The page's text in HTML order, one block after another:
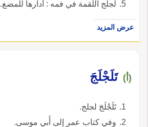
لجلج اللقمة في فمه : أدارها للمضغ.
عرض المزيد
(أ) تَلَجْلَجَ
تَلَجْلَجَ لجلج.
وفي كتاب عمر إِلى أَبي موسى.